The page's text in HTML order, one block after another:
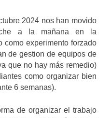
2024 nos han movido
a la mañana en la
como experimento forzado
de gestion de equipos de
que no hay más remedio)
como organizar bien
6 semanas).
de organizar el trabajo